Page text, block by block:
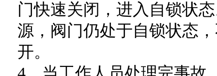
门快速关闭，进入自锁状
源，阀门仍处于自锁状态
开。